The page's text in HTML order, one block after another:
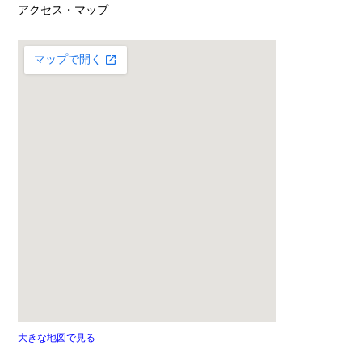
アクセス・マップ
大きな地図で見る